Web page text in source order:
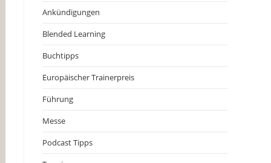
Ankündigungen
Blended Learning
Buchtipps
Europäischer Trainerpreis
Führung
Messe
Podcast Tipps